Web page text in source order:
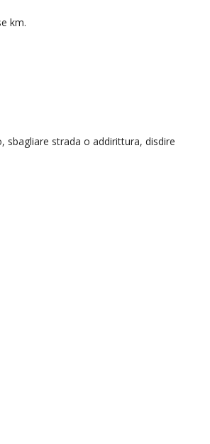
km.
sbagliare strada o addirittura, disdire